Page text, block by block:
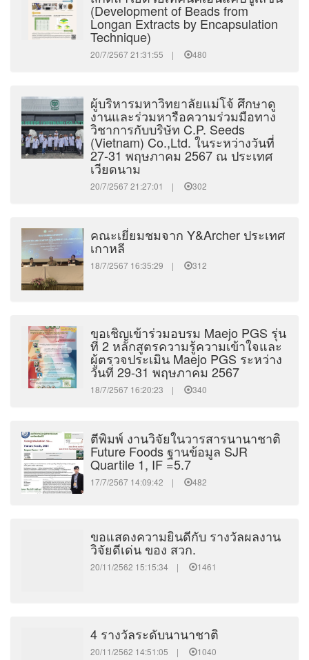
(Development of Beads from
Longan Extracts by Encapsulation
Technique)
20/7/2567 21:31:55 | 480
ผู้บริหารมหาวิทยาลัยแม่โจ้ ศึกษาดู
งานและร่วมหารือความร่วมมือทาง
วิชาการกับบริษัท C.P. Seeds
(Vietnam) Co.,Ltd. ในระหว่างวันที่
27-31 พฤษภาคม 2567 ณ ประเทศ
เวียดนาม
20/7/2567 21:27:01 | 302
คณะเยี่ยมชมจาก Y&Archer ประเทศ
เกาหลี
18/7/2567 16:35:29 | 312
ขอเชิญเข้าร่วมอบรม Maejo PGS รุ่น
ที่ 2 หลักสูตรความรู้ความเข้าใจและ
ผู้ตรวจประเมิน Maejo PGS ระหว่าง
วันที่ 29-31 พฤษภาคม 2567
18/7/2567 16:20:23 | 340
ตีพิมพ์ งานวิจัยในวารสารนานาชาติ
Future Foods ฐานข้อมูล SJR
Quartile 1, IF =5.7
17/7/2567 14:09:42 | 482
ขอแสดงความยินดีกับ รางวัลผลงาน
วิจัยดีเด่น ของ สวก.
20/11/2562 15:15:34 | 1461
4 รางวัลระดับนานาชาติ
20/11/2562 14:51:05 | 1040